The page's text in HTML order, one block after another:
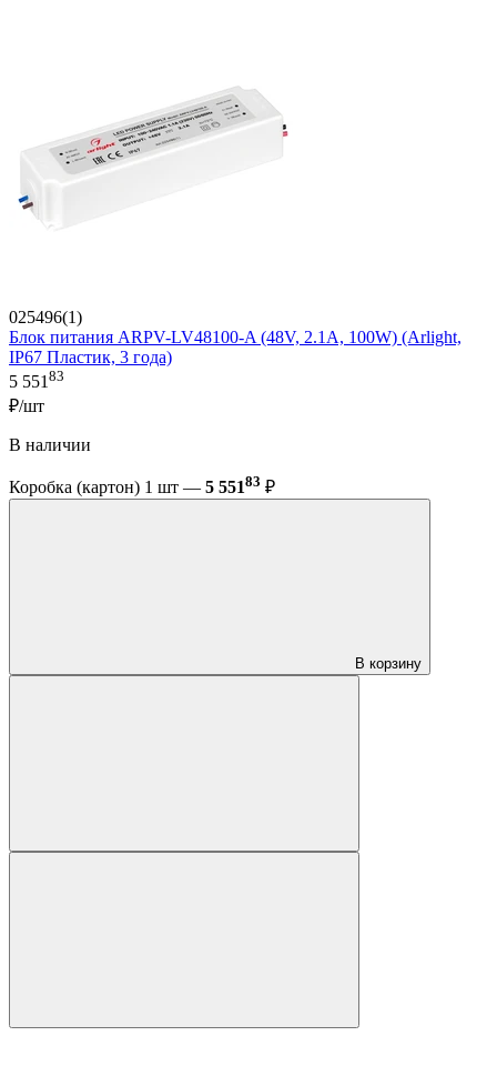
025496(1)
Блок питания ARPV-LV48100-A (48V, 2.1A, 100W) (Arlight,
IP67 Пластик, 3 года)
5 55183
₽/шт
В наличии
Коробка (картон) 1 шт — 5 55183 ₽
В корзину